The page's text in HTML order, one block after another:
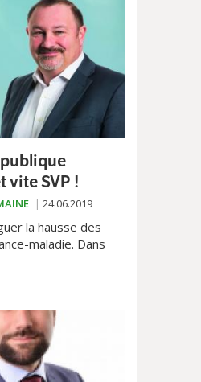
vite SVP !
24.06.2019
la hausse des
maladie. Dans